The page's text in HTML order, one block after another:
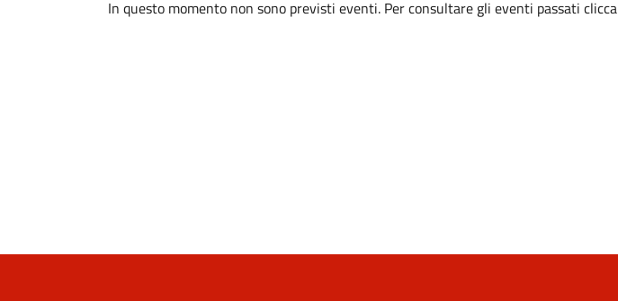
In questo momento non sono previsti eventi. Per consultare gli eventi passati clicca